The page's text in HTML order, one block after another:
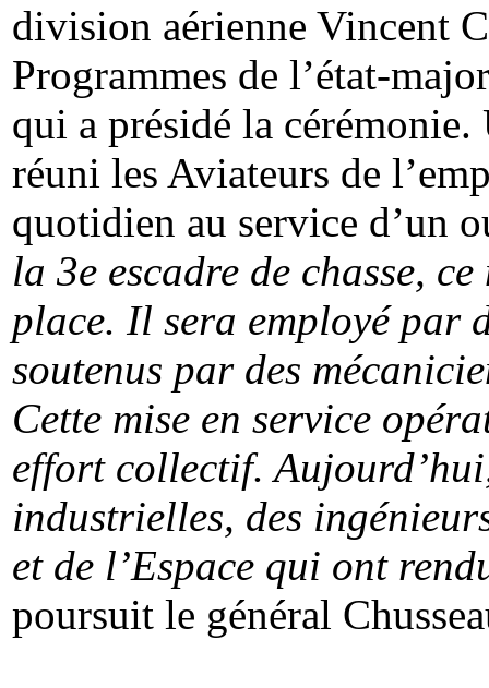
division aérienne Vincent
Programmes de l’état-
qui a présidé la
réuni les Aviateurs de
quotidien au service d’un
la 3e escadre de chasse,
place. Il sera employé par
soutenus par des
Cette mise en service
effort collectif.
industrielles, des
et de l’Espace qui ont
poursuit le général